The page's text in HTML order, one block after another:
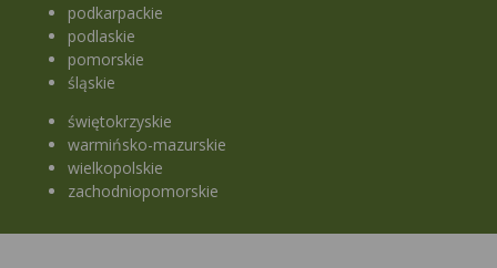
podkarpackie
podlaskie
pomorskie
śląskie
świętokrzyskie
warmińsko-mazurskie
wielkopolskie
zachodniopomorskie